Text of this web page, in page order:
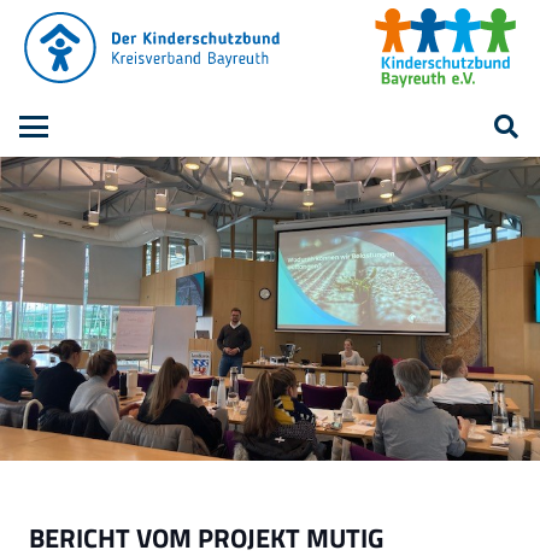
BERICHT VOM PROJEKT MUTIG